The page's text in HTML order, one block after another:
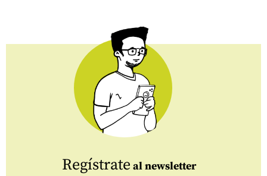
Regístrate al newsletter